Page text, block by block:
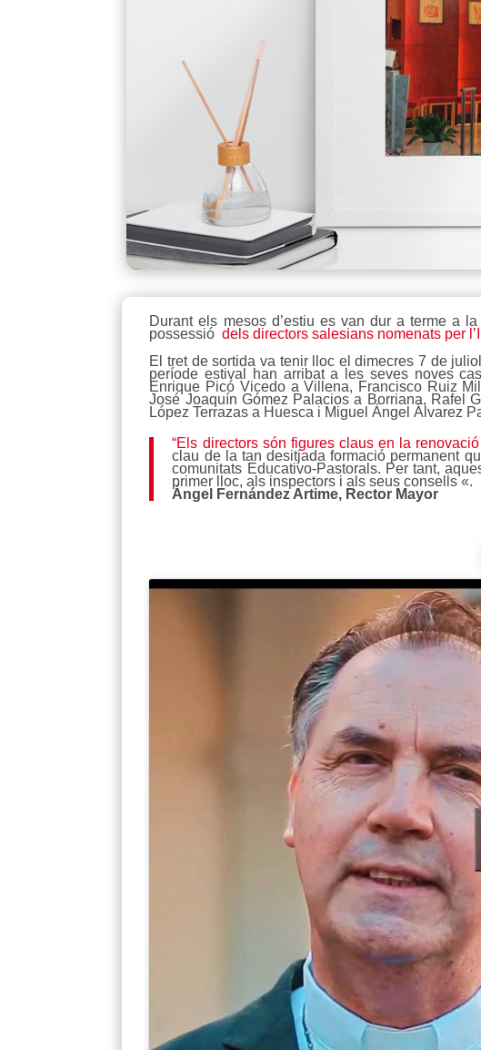
Durant els mesos d’estiu es van dur a terme a
possessió dels directors salesians nomenats per
El tret de sortida va tenir lloc el dimecres 7 de
període estival han arribat a les seves noves
Enrique Picó Vicedo a Villena, Francisco Ruiz
José Joaquín Gómez Palacios a Borriana, Rafel
López Terrazas a Huesca i Miguel Ángel Álvarez
“Els directors són figures claus en la
clau de la tan desitjada formació permanent
comunitats Educativo-Pastorals. Per tant,
primer lloc, als inspectors i als seus consells «.
Ángel Fernández Artime, Rector Mayor